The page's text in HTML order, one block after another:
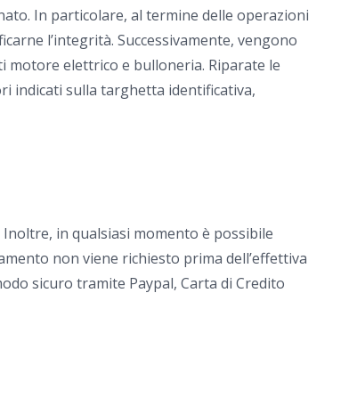
In particolare, al termine delle operazioni
l’integrità. Successivamente, vengono
elettrico e bulloneria. Riparate le
indicati sulla targhetta identificativa,
in qualsiasi momento è possibile
non viene richiesto prima dell’effettiva
sicuro tramite Paypal, Carta di Credito